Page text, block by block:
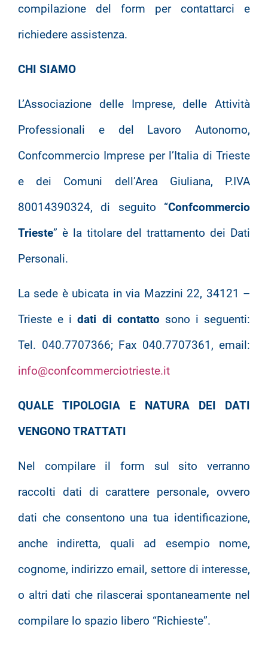
compilazione del form per contattarci e
richiedere assistenza.
CHI SIAMO
L’Associazione delle Imprese, delle Attività
Professionali e del Lavoro Autonomo,
Confcommercio Imprese per l’Italia di Trieste
e dei Comuni dell’Area Giuliana, P.IVA
80014390324, di seguito “Confcommercio
Trieste” è la titolare del trattamento dei Dati
Personali.
La sede è ubicata in via Mazzini 22, 34121 –
Trieste e idati di contattosono i seguenti:
Tel. 040.7707366; Fax 040.7707361, email:
info@confcommerciotrieste.it
QUALE TIPOLOGIA E NATURA DEI DATI
VENGONO TRATTATI
Nel compilare il form sul sito verranno
raccolti dati di carattere personale, ovvero
dati che consentono una tua identificazione,
anche indiretta, quali ad esempio nome,
cognome, indirizzo email, settore di interesse,
o altri dati che rilascerai spontaneamente nel
compilare lo spazio libero “Richieste”.